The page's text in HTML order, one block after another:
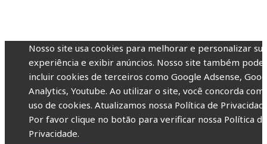
Nosso site usa cookies para melhorar e personalizar sua
experiência e exibir anúncios. Nosso site também pode
incluir cookies de terceiros como Google Adsense,
Analytics, Youtube. Ao utilizar o site, você concorda com
uso de cookies. Atualizamos nossa Política de
Por favor clique no botão para verificar nossa Política de
Privacidade.